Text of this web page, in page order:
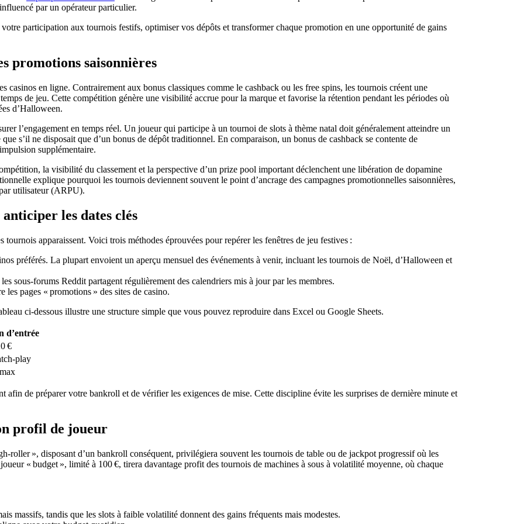
par un opérateur particulier.
participation aux tournois festifs, optimiser vos dépôts et transformer chaque promotion en une opportunité de gains
promotions saisonnières
casinos en ligne. Contrairement aux bonus classiques comme le cashback ou les free spins, les tournois créent une
de jeu. Cette compétition génère une visibilité accrue pour la marque et favorise la rétention pendant les périodes où
d’Halloween.
l’engagement en temps réel. Un joueur qui participe à un tournoi de slots à thème natal doit généralement atteindre un
s’il ne disposait que d’un bonus de dépôt traditionnel. En comparaison, un bonus de cashback se contente de
supplémentaire.
la visibilité du classement et la perspective d’un prize pool important déclenchent une libération de dopamine
explique pourquoi les tournois deviennent souvent le point d’ancrage des campagnes promotionnelles saisonnières,
utilisateur (ARPU).
les dates clés
apparaissent. Voici trois méthodes éprouvées pour repérer les fenêtres de jeu festives :
préférés. La plupart envoient un aperçu mensuel des événements à venir, incluant les tournois de Noël, d’Halloween et
sous‑forums Reddit partagent régulièrement des calendriers mis à jour par les membres.
pages « promotions » des sites de casino.
ci‑dessous illustre une structure simple que vous pouvez reproduire dans Excel ou Google Sheets.
d’entrée
€
afin de préparer votre bankroll et de vérifier les exigences de mise. Cette discipline évite les surprises de dernière minute et
profil de joueur
», disposant d’un bankroll conséquent, privilégiera souvent les tournois de table ou de jackpot progressif où les
« budget », limité à 100 €, tirera davantage profit des tournois de machines à sous à volatilité moyenne, où chaque
massifs, tandis que les slots à faible volatilité donnent des gains fréquents mais modestes.